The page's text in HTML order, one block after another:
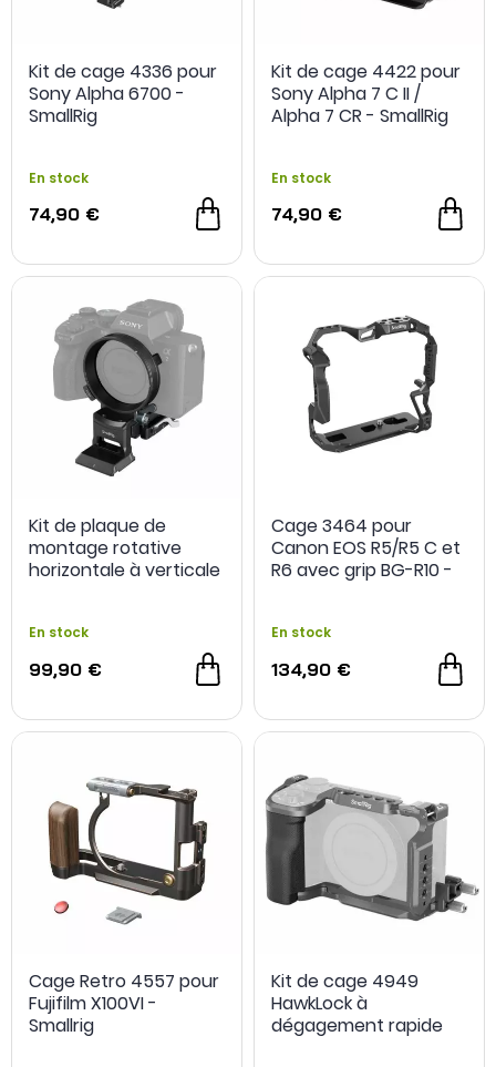
Kit de cage 4336 pour
Sony Alpha 6700 -
SmallRig
En stock
74,90 €
Kit de cage 4422 pour
Sony Alpha 7 C II /
Alpha 7 CR - SmallRig
En stock
74,90 €
Kit de plaque de
montage rotative
horizontale à verticale
SmallRig
En stock
99,90 €
Cage 3464 pour
Canon EOS R5/R5 C et
R6 avec grip BG-R10 -
En stock
134,90 €
Cage Retro 4557 pour
Fujifilm X100VI -
Smallrig
Kit de cage 4949
HawkLock à
dégagement rapide